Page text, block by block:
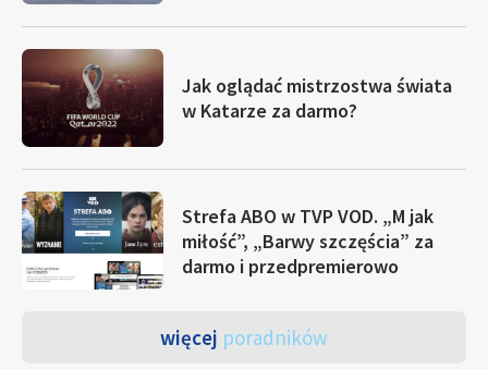
Jak oglądać mistrzostwa świata
w Katarze za darmo?
Strefa ABO w TVP VOD. „M jak
miłość”, „Barwy szczęścia” za
darmo i przedpremierowo
więcej poradników